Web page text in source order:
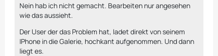
Nein hab ich nicht gemacht. Bearbeiten nur angesehen
wie das aussieht.
Der User der das Problem hat, ladet direkt von seinem
IPhone in die Galerie, hochkant aufgenommen. Und dann
liegt es.